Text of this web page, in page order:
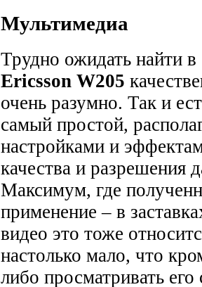
Мультимедиа
Трудно ожидать найти
Ericsson W205
очень разумно. Так и
самый простой,
настройками и
качества и разрешения
Максимум, где
применение – в
видео это тоже
настолько мало, что
либо просматривать